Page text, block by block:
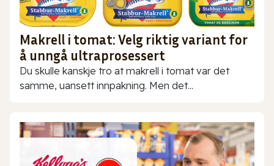
Makrell i tomat: Velg riktig variant for
å unngå ultraprosessert
Du skulle kanskje tro at makrell i tomat var det
samme, uansett innpakning. Men det...